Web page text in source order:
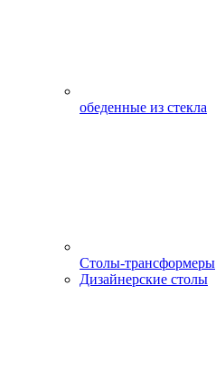
обеденные из стекла
Столы-трансформеры
Дизайнерские столы